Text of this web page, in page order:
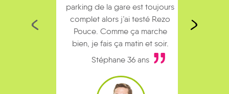
parking de la gare est toujours
complet alors j’ai testé Rezo
Pouce. Comme ça marche
bien, je fais ça matin et soir.
Stéphane 36 ans